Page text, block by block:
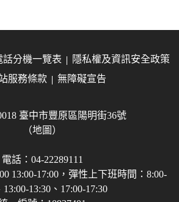
話分機一覽表
隱私權及資訊安全政策
服務條款
無障礙宣告
臺中市豐原區陽明街36號
（地圖）
電話：04-22289111
13:00-17:00，彈性上下班時間：8:00-
13:00-13:30、17:00-17:30